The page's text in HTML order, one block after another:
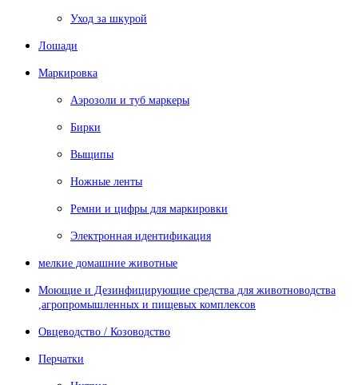
Уход за шкурой
Лошади
Маркировка
Аэрозоли и туб маркеры
Бирки
Выщипы
Ножные ленты
Ремни и цифры для маркировки
Электронная идентификация
мелкие домашние животные
Моющие и Дезинфицирующие средства для животноводства
,агропромышленных и пищевых комплексов
Овцеводство / Козоводство
Перчатки